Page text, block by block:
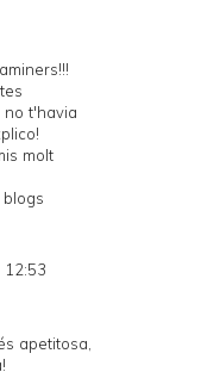
no t'havia
molt
apetitosa,